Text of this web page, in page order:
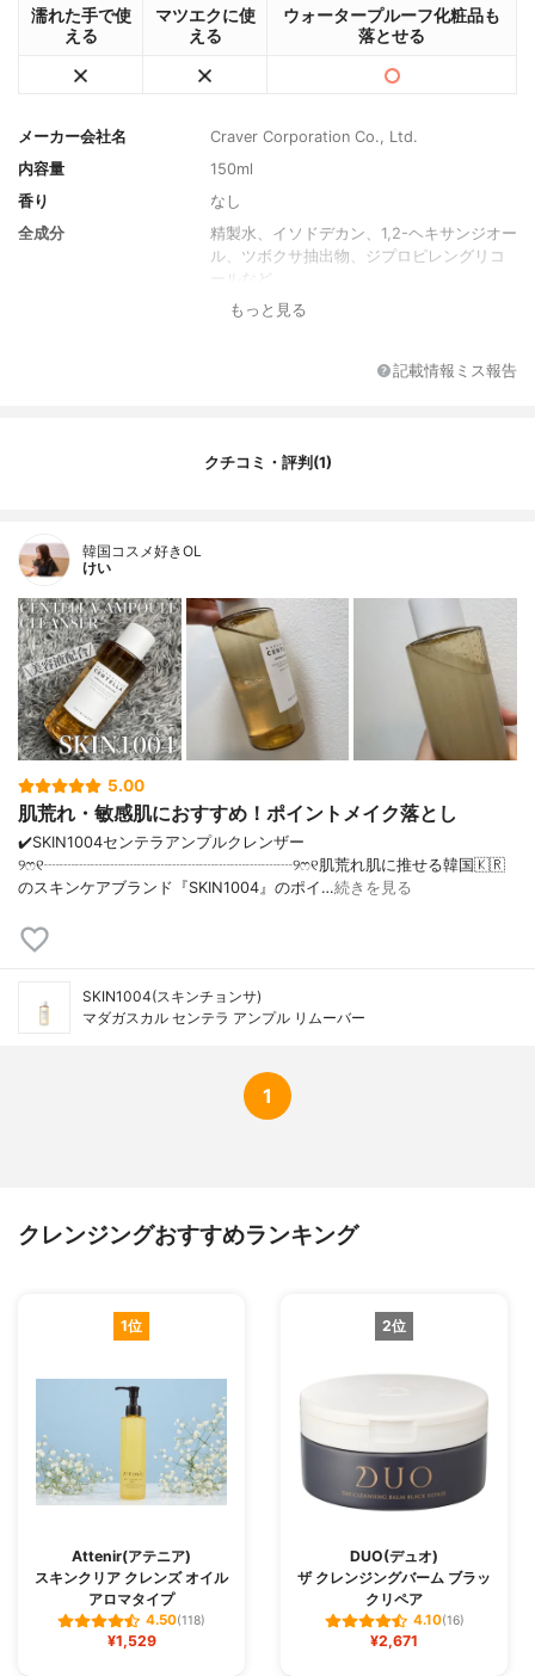
濡れた手で使
える
マツエクに使
える
ウォータープルーフ化粧品も
落とせる
メーカー会社名
Craver Corporation Co., Ltd.
内容量
150ml
香り
なし
全成分
精製水、イソドデカン、1,2-ヘキサンジオー
ル、ツボクサ抽出物、ジプロピレングリコ
ールなど
もっと見る
記載情報ミス報告
クチコミ・評判(1)
韓国コスメ好きOL
けい
5.00
肌荒れ・敏感肌におすすめ！ポイントメイク落とし
✔️SKIN1004センテラアンプルクレンザー
୨ෆ୧┈┈┈┈┈┈┈┈┈┈┈┈┈┈┈┈୨ෆ୧肌荒れ肌に推せる韓国🇰🇷
のスキンケアブランド『SKIN1004』のポイ…続きを見る
SKIN1004(スキンチョンサ)
マダガスカル センテラ アンプル リムーバー
1
クレンジングおすすめランキング
1位
Attenir(アテニア)
スキンクリア クレンズ オイル
アロマタイプ
4.50(118)
¥1,529
2位
DUO(デュオ)
ザ クレンジングバーム ブラッ
クリペア
4.10(16)
¥2,671